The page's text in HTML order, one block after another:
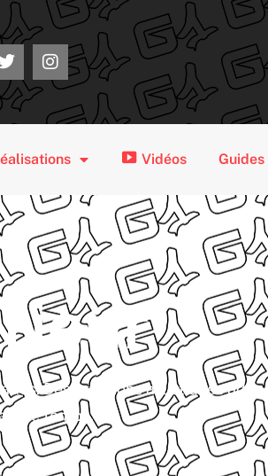
Vidéos Guides
Des créations artistiques
le temps.